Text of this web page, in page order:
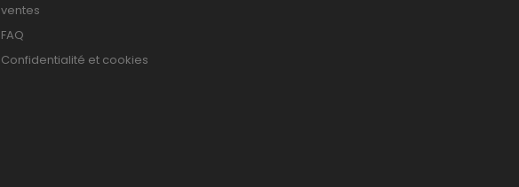
ventes
FAQ
Confidentialité et cookies